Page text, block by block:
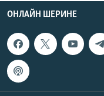
ОНЛАЙН ШЕРИНЕ